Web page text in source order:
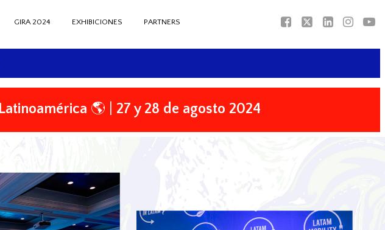
GIRA 2024 EXHIBICIONES PARTNERS
Latinoamérica 🌎 | 27 y 28 de agosto 2024